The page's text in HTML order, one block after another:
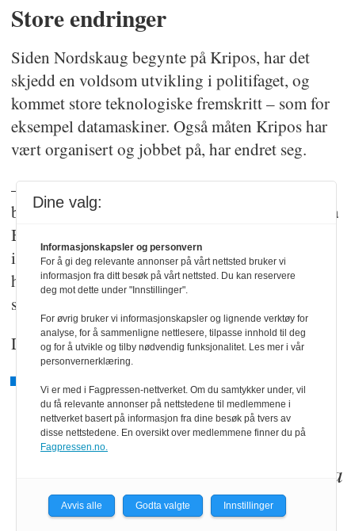
Store endringer
Siden Nordskaug begynte på Kripos, har det
skjedd en voldsom utvikling i politifaget, og
kommet store teknologiske fremskritt – som for
eksempel datamaskiner. Også måten Kripos har
vært organisert og jobbet på, har endret seg.
– Kripos har utviklet seg voldsomt. Da jeg
begynte i 1973 holdt vi til på Helsfyr, nå er vi på
Bryn. I dag er vi over 700 ansatte og du kjenner
ikke en brøkdel av dem du jobber med. Du er
heldig hvis du kjenner alle du jobber med på
samme avdeling, sier hun.
Da hun begynte, var de totalt 73 ansatte.
Jeg har hatt helt utrolig gode
kollegaer, og noen av mine aller
beste venner i dag, er kollegaer fra
1970- og 1980-tallet
Dine valg:
Informasjonskapsler og personvern
For å gi deg relevante annonser på vårt nettsted bruker vi
informasjon fra ditt besøk på vårt nettsted. Du kan reservere
deg mot dette under "Innstillinger".
For øvrig bruker vi informasjonskapsler og lignende verktøy for
analyse, for å sammenligne nettlesere, tilpasse innhold til deg
og for å utvikle og tilby nødvendig funksjonalitet. Les mer i vår
personvernerklæring.
Vi er med i Fagpressen-nettverket. Om du samtykker under, vil
du få relevante annonser på nettstedene til medlemmene i
nettverket basert på informasjon fra dine besøk på tvers av
disse nettstedene. En oversikt over medlemmene finner du på
Fagpressen.no.
Avvis alle Godta valgte Innstillinger